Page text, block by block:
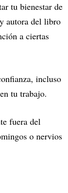
tu bienestar de
autora del libro
a ciertas
incluso
tu trabajo.
fuera del
o nervios